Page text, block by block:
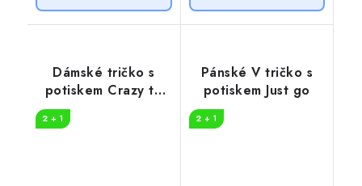
Dámské tričko s
potiskem Crazy to
2 + 1
Pánské V tričko s
potiskem Just go
2 + 1